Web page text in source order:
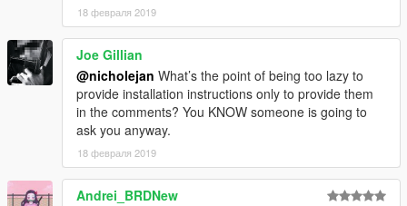
18 февраля 2019
Joe Gillian
@nicholejan What’s the point of being too lazy to
provide installation instructions only to provide them
in the comments? You KNOW someone is going to
ask you anyway.
18 февраля 2019
Andrei_BRDNew